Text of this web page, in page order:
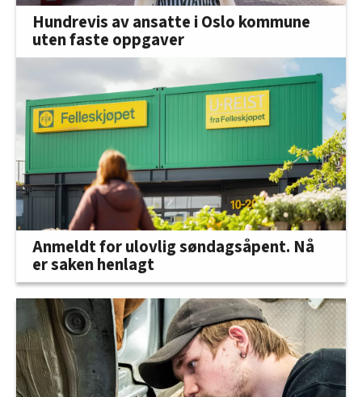
Hundrevis av ansatte i Oslo kommune
uten faste oppgaver
Anmeldt for ulovlig søndagsåpent. Nå
er saken henlagt